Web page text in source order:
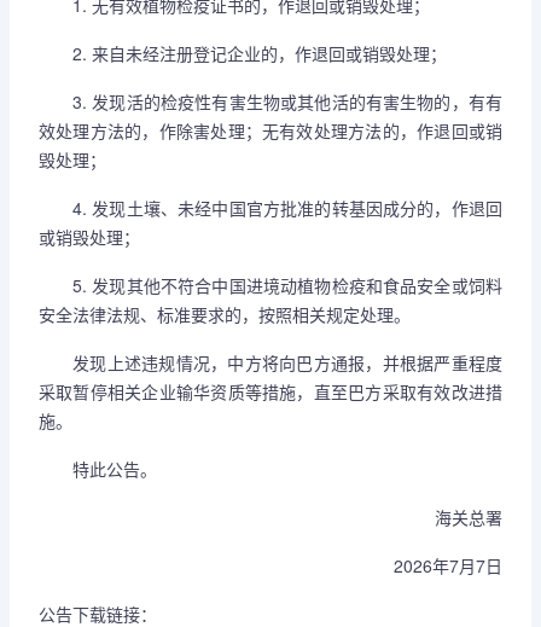
1. 无有效植物检疫证书的，作退回或销毁处理；
2. 来自未经注册登记企业的，作退回或销毁处理；
3. 发现活的检疫性有害生物或其他活的有害生物的，有有
效处理方法的，作除害处理；无有效处理方法的，作退回或销
毁处理；
4. 发现土壤、未经中国官方批准的转基因成分的，作退回
或销毁处理；
5. 发现其他不符合中国进境动植物检疫和食品安全或饲料
安全法律法规、标准要求的，按照相关规定处理。
发现上述违规情况，中方将向巴方通报，并根据严重程度
采取暂停相关企业输华资质等措施，直至巴方采取有效改进措
施。
特此公告。
海关总署
2026年7月7日
公告下载链接：